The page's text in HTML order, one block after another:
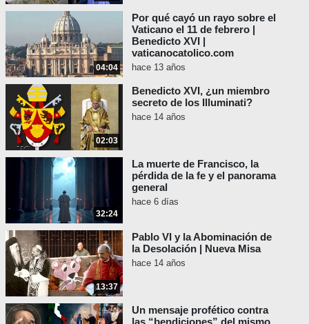
04:04
Por qué cayó un rayo sobre el
Vaticano el 11 de febrero |
Benedicto XVI |
vaticanocatolico.com
hace 13 años
02:03
Benedicto XVI, ¿un miembro
secreto de los Illuminati?
hace 14 años
32:24
La muerte de Francisco, la
pérdida de la fe y el panorama
general
hace 6 días
13:37
Pablo VI y la Abominación de
la Desolación | Nueva Misa
hace 14 años
Un mensaje profético contra